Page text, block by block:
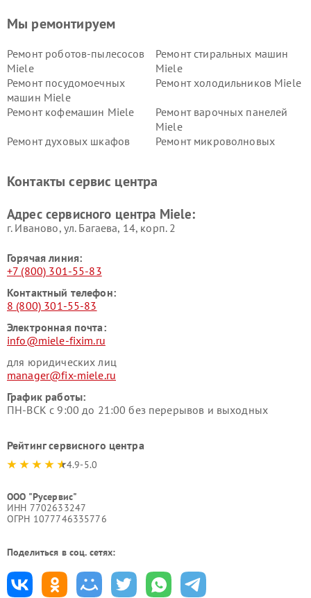
Мы ремонтируем
Ремонт роботов-пылесосов
Miele
Ремонт стиральных машин
Miele
Ремонт посудомоечных
машин Miele
Ремонт холодильников Miele
Ремонт кофемашин Miele
Ремонт варочных панелей
Miele
Ремонт духовых шкафов
Ремонт микроволновых
Miele
Miele
пылесосов Miele
Контакты сервис центра
Адрес сервисного центра Miele:
г. Иваново, ул. Багаева, 14, корп. 2
Горячая линия:
+7 (800) 301-55-83
Контактный телефон:
8 (800) 301-55-83
Электронная почта:
info@miele-fixim.ru
для юридических лиц
manager@fix-miele.ru
График работы:
ПН-ВСК с 9:00 до 21:00 без перерывов и выходных
Рейтинг сервисного центра
4.9-5.0
ООО "Русервис"
ИНН 7702633247
ОГРН 1077746335776
Поделиться в соц. сетях: